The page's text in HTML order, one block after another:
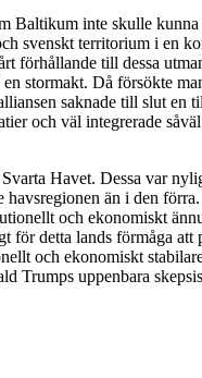
inte skulle
svenskt territorium i
förhållande till dessa
stormakt. Då försökte
saknade till slut
och väl integrerade
Havet. Dessa var
än i den
och ekonomiskt
detta lands förmåga
och ekonomiskt
uppenbara